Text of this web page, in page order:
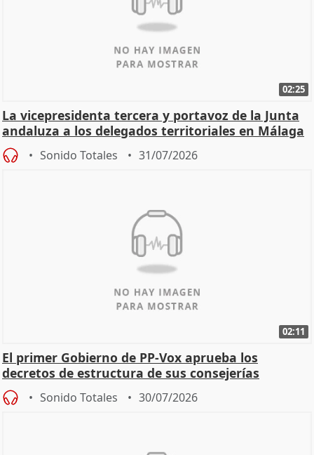
02:25
La vicepresidenta tercera y portavoz de la Junta
andaluza a los delegados territoriales en Málaga
Sonido Totales 31/07/2026
02:11
El primer Gobierno de PP-Vox aprueba los
decretos de estructura de sus consejerías
Sonido Totales 30/07/2026